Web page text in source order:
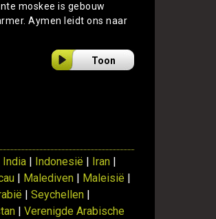
moskee is gebouw
Aymen leidt ons naar
Toon
India Indonesië Iran
Malediven Maleisië
|Seychellen
|Verenigde Arabische